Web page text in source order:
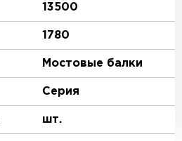
13500
1780
Мостовые балки
Серия
шт.